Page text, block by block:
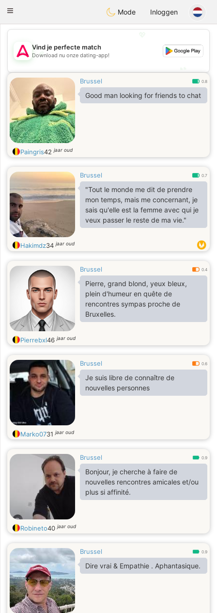
Tantôt
Toggle
Mode Inloggen
💖
💕
Vind je perfecte match
Download nu onze dating-app!
Brussel 0.8
Good man looking for friends to chat
Paingris42jaar oud
Brussel 0.7
"Tout le monde me dit de prendre
mon temps, mais me concernant, je
sais qu'elle est la femme avec qui je
veux passer le reste de ma vie."
Hakimdz34jaar oud
Brussel 0.4
Pierre, grand blond, yeux bleux,
plein d'humeur en quête de
rencontres sympas proche de
Bruxelles.
Pierrebxl46jaar oud
Brussel 0.6
Je suis libre de connaître de
nouvelles personnes
Marko0731jaar oud
Brussel 0.9
Bonjour, je cherche à faire de
nouvelles rencontres amicales et/ou
plus si affinité.
Robineto40jaar oud
Brussel 0.9
Dire vrai & Empathie . Aphantasique.